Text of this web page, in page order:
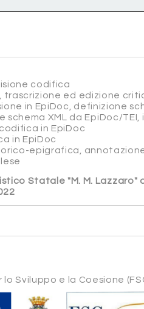
codifica
trascrizione ed edizione
in EpiDoc, definizione
schema XML da EpiDoc/
in EpiDoc
in EpiDoc
epigrafica,
Statale "M. M. Lazzaro"
Sviluppo e la Coesione